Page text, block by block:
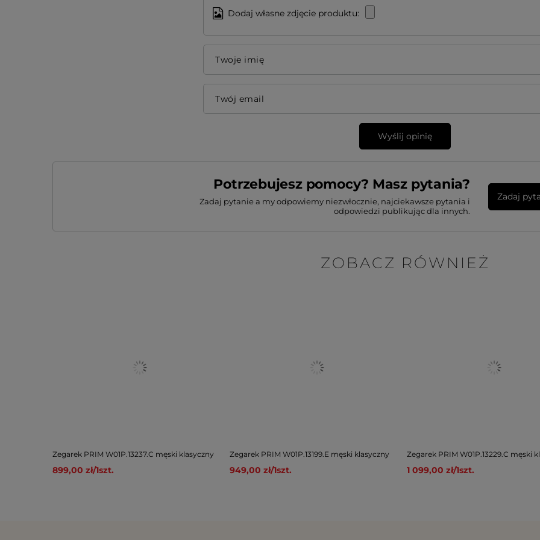
Dodaj własne zdjęcie produktu:
Twoje imię
Twój email
Wyślij opinię
Potrzebujesz pomocy? Masz pytania?
Zadaj pytanie a my odpowiemy niezwłocznie, najciekawsze pytania i
odpowiedzi publikując dla innych.
Zadaj
ZOBACZ RÓWNIEŻ
Zegarek PRIM W01P.13237.C męski klasyczny
899,00 zł/1szt.
Zegarek PRIM W01P.13199.E męski klasyczny
949,00 zł/1szt.
Zegarek PRIM W01P.13229.C męski
1 099,00 zł/1szt.